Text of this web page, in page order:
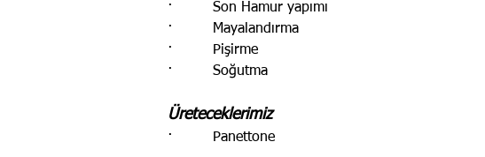
· Son Hamur yapımı
· Mayalandırma
· Pişirme
· Soğutma
Üreteceklerimiz
· Panettone